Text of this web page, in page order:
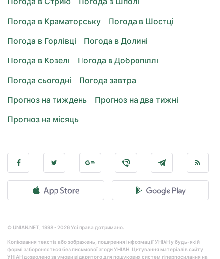
Погода в Краматорську
Погода в Шостці
Погода в Горлівці
Погода в Долині
Погода в Ковелі
Погода в Добропіллі
Погода сьогодні
Погода завтра
Прогноз на тиждень
Прогноз на два тижні
Прогноз на місяць
© UNIAN.NET, 1998 - 2026 Усі права дотримано.
Копіювання текстів або зображень, поширення інформації УНІАН у будь-якій
формі забороняється без письмової згоди УНІАН. Цитування матеріалів сайту
УНІАН дозволено за умови відкритого для пошукових систем гіперпосилання на